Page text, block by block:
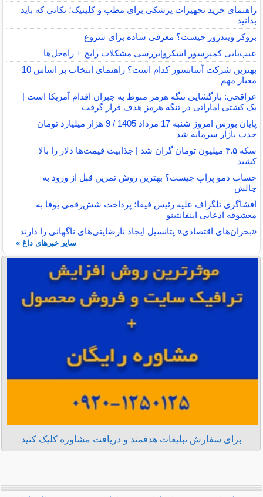
راهنمای خرید تجهیزات پزشکی برای مطب و کلینیک؛ نکاتی که باید
بدانید
بروکر ویندزور چیست؟ معرفی ساده برای شروع
عیب‌یابی کمپرسور اسکرو|بررسی مشکلات رایج + راه‌حل‌ها
بهترین شرکت آسانسور کدام است؟ راهنمای انتخاب بر اساس 10
معیار مهم
عراقچی: بازگشایی تنگه هرمز منوط به جبران اقدام آمریکا است |
یک کشتی اماراتی در تنگه هرمز هدف قرار گرفت
پایان بورس امروز شنبه 17 مرداد 1405 / 9 هزار میلیارد تومان
جذب بازار سرمایه شد
سکه ۴.۵ میلیون تومان گران شد | جذابیت قیمت‌ها دلار را بالا
کشید
حساب دمو پراپ چیست؟ بهترین روش تمرین قبل از ورود به
چالش
افشاگری تلگراف علیه رئیس فیفا؛ پرداخت شش‌رقمی یوفا به
معشوقه ادعایی اینفانتینو
«بحران‌های اقتصادی» پتانسیل ایجاد نارضایتی‌های ناگهانی را دارند
سایر خبرهای داغ »
برای سفارش تبلیغات هدفمند و دریافت مشاوره کلیک کنید